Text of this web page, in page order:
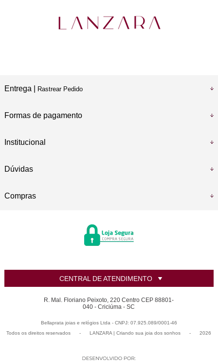
Entrega | Rastrear Pedido
Formas de pagamento
Institucional
Dúvidas
Compras
CENTRAL DE ATENDIMENTO
R. Mal. Floriano Peixoto, 220 Centro CEP 88801-
040 - Criciúma - SC
Bellaprata joias e relógios Ltda - CNPJ: 07.925.089/0001-46
Todos os direitos reservados
- LANZARA | Criando sua joia dos sonhos - 2026